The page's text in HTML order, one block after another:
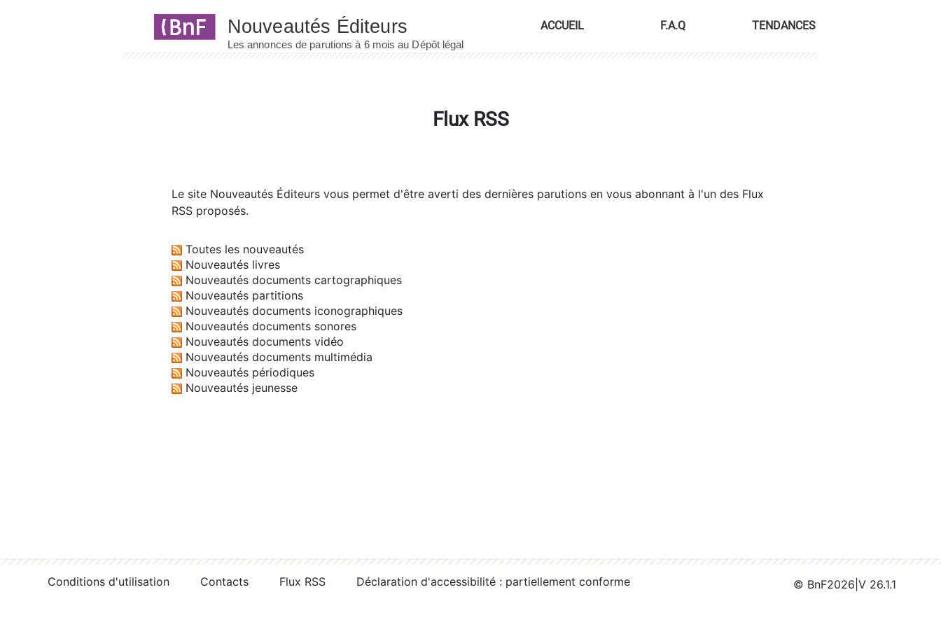
ACCUEIL F.A.Q TENDANCES
Flux RSS
Le site Nouveautés Éditeurs vous permet d'être averti des dernières parutions en vous abonnant à l'un des Flux
RSS proposés.
Toutes les nouveautés
Nouveautés livres
Nouveautés documents cartographiques
Nouveautés partitions
Nouveautés documents iconographiques
Nouveautés documents sonores
Nouveautés documents vidéo
Nouveautés documents multimédia
Nouveautés périodiques
Nouveautés jeunesse
Conditions d'utilisation Contacts Flux RSS Déclaration d'accessibilité : partiellement conforme © BnF2026 V 26.1.1